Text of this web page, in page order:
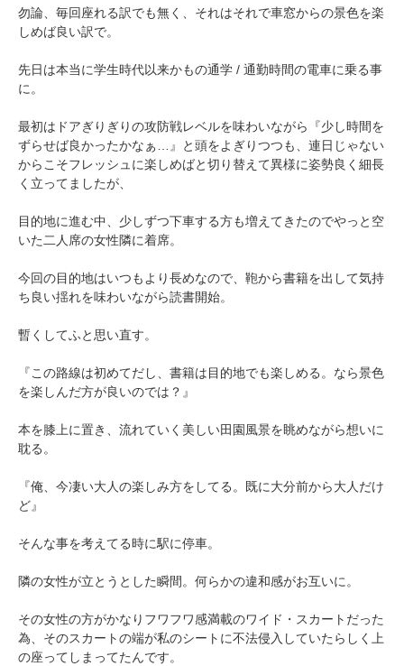
勿論、毎回座れる訳でも無く、それはそれで車窓からの景色を楽
しめば良い訳で。
先日は本当に学生時代以来かもの通学 / 通勤時間の電車に乗る事
に。
最初はドアぎりぎりの攻防戦レベルを味わいながら『少し時間を
ずらせば良かったかなぁ…』と頭をよぎりつつも、連日じゃない
からこそフレッシュに楽しめばと切り替えて異様に姿勢良く細長
く立ってましたが、
目的地に進む中、少しずつ下車する方も増えてきたのでやっと空
いた二人席の女性隣に着席。
今回の目的地はいつもより長めなので、鞄から書籍を出して気持
ち良い揺れを味わいながら読書開始。
暫くしてふと思い直す。
『この路線は初めてだし、書籍は目的地でも楽しめる。なら景色
を楽しんだ方が良いのでは？』
本を膝上に置き、流れていく美しい田園風景を眺めながら想いに
耽る。
『俺、今凄い大人の楽しみ方をしてる。既に大分前から大人だけ
ど』
そんな事を考えてる時に駅に停車。
隣の女性が立とうとした瞬間。何らかの違和感がお互いに。
その女性の方がかなりフワフワ感満載のワイド・スカートだった
為、そのスカートの端が私のシートに不法侵入していたらしく上
の座ってしまってたんです。